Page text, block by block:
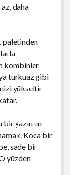
daha
paletinden
kombinler
turkuaz gibi
yükseltir
yazın en
Koca bir
sade bir
yüzden